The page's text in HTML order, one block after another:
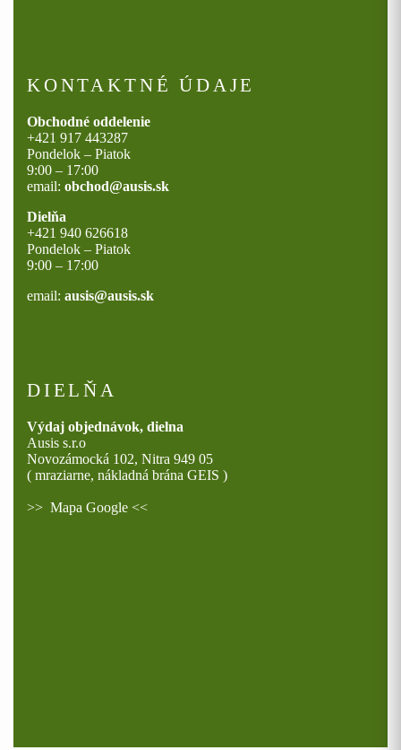
KONTAKTNÉ ÚDAJE
Obchodné oddelenie
+421 917 443287
Pondelok – Piatok
9:00 – 17:00
email: obchod@ausis.sk
Dielňa
+421 940 626618
Pondelok – Piatok
9:00 – 17:00
email: ausis@ausis.sk
DIELŇA
Výdaj objednávok, dielna
Ausis s.r.o
Novozámocká 102, Nitra 949 05
( mraziarne, nákladná brána GEIS )
>> Mapa Google <<